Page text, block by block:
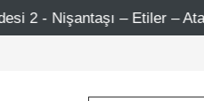
Ataşehir 750 TL Üzeri